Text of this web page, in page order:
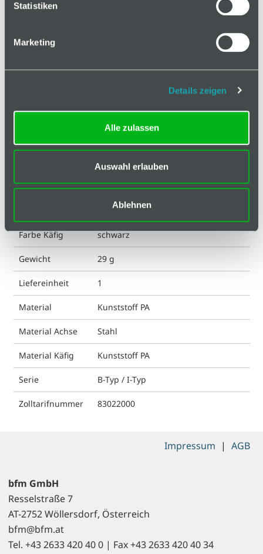
Statistiken
Marketing
Details zeigen
Alle zulassen
Auswahl erlauben
Ablehnen
Eigenschaft glaskugelverstärkt
Achse
Käfig
glasfaserverstärkt
rot RAL3020
Farbe Käfig schwarz
Gewicht 29 g
Liefereinheit 1
Material Kunststoff PA
Material Achse Stahl
Material Käfig Kunststoff PA
Serie B-Typ / I-Typ
Zolltarifnummer 83022000
bfm GmbH
Resselstraße 7
AT-2752 Wöllersdorf, Österreich
bfm@bfm.at
Tel. +43 2633 420 40 0 | Fax +43 2633 420 40 34
Impressum | AGB